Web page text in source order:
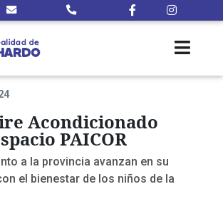
Acondicionado
PAICOR
a la provincia avanzan en su
el bienestar de los niños de la